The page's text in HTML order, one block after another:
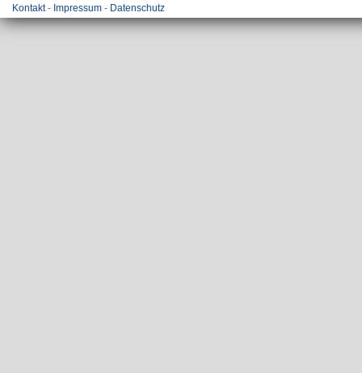
Kontakt- Impressum - Datenschutz